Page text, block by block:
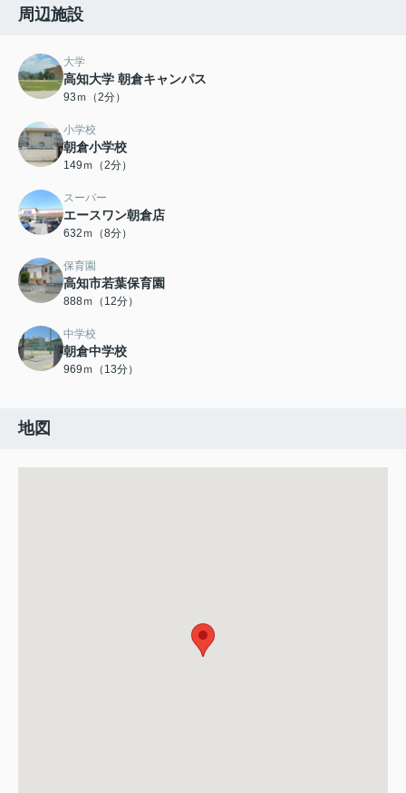
周辺施設
大学
高知大学 朝倉キャンパス
93ｍ（2分）
小学校
朝倉小学校
149ｍ（2分）
スーパー
エースワン朝倉店
632ｍ（8分）
保育園
高知市若葉保育園
888ｍ（12分）
中学校
朝倉中学校
969ｍ（13分）
地図